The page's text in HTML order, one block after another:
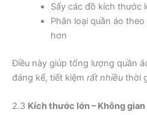
Sấy các đồ kích thước
Phân loại quần áo
hơn
Điều này giúp tổng lượng quần
đáng kể, tiết kiệm rất nhiều thời
2.3 Kích thước lớn – Không